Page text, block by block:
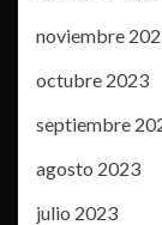
noviembre
octubre 2023
septiembre
agosto 2023
julio 2023